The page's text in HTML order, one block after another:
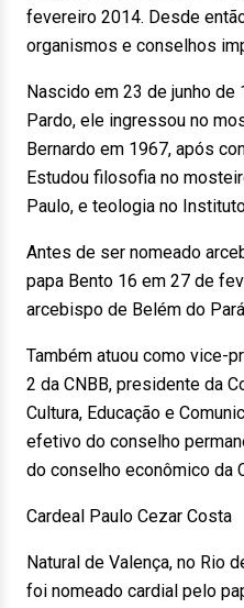
fevereiro 2014. Desde
organismos e conselhos
Nascido em 23 de junho
Pardo, ele ingressou no
Bernardo em 1967, após
Estudou filosofia no
Paulo, e teologia no
Antes de ser nomeado
papa Bento 16 em 27 de
arcebispo de Belém do
Também atuou como vice-
2 da CNBB, presidente da
Cultura, Educação e
efetivo do conselho
do conselho econômico da
Cardeal Paulo Cezar Costa
Natural de Valença, no Rio
foi nomeado cardial pelo